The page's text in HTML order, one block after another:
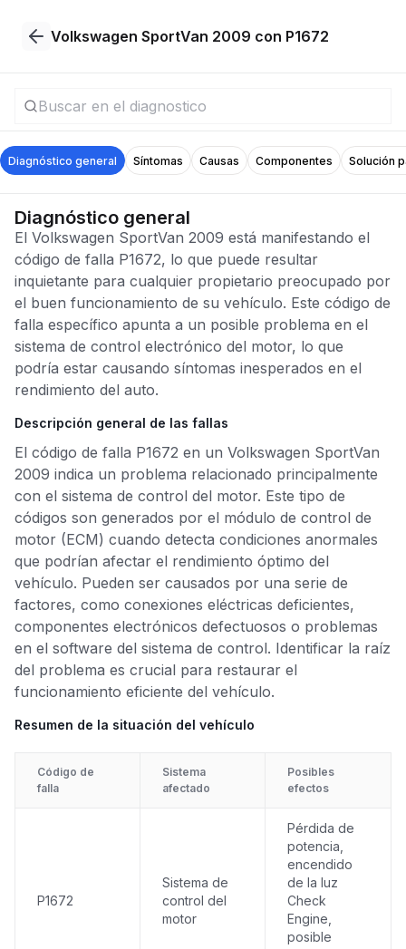
Volkswagen SportVan 2009 con P1672
Diagnóstico general Síntomas Causas Componentes Solución
Diagnóstico general
El Volkswagen SportVan 2009 está manifestando el
código de falla P1672, lo que puede resultar
inquietante para cualquier propietario preocupado por
el buen funcionamiento de su vehículo. Este código de
falla específico apunta a un posible problema en el
sistema de control electrónico del motor, lo que
podría estar causando síntomas inesperados en el
rendimiento del auto.
Descripción general de las fallas
El código de falla P1672 en un Volkswagen SportVan
2009 indica un problema relacionado principalmente
con el sistema de control del motor. Este tipo de
códigos son generados por el módulo de control de
motor (ECM) cuando detecta condiciones anormales
que podrían afectar el rendimiento óptimo del
vehículo. Pueden ser causados por una serie de
factores, como conexiones eléctricas deficientes,
componentes electrónicos defectuosos o problemas
en el software del sistema de control. Identificar la raíz
del problema es crucial para restaurar el
funcionamiento eficiente del vehículo.
Resumen de la situación del vehículo
Código de
falla
Sistema
afectado
Posibles
efectos
P1672
Sistema de
control del
motor
Pérdida de
potencia,
encendido
de la luz
Check
Engine,
posible